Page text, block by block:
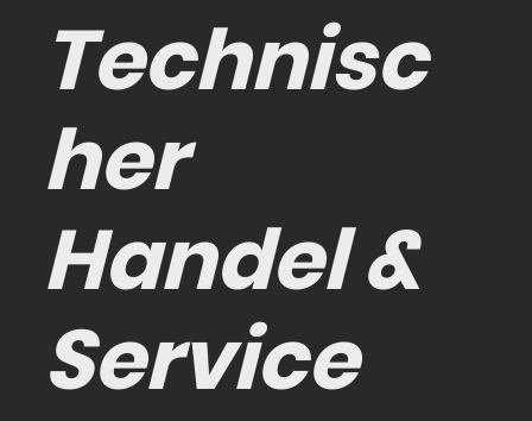
Technisc
her
Handel &
Service